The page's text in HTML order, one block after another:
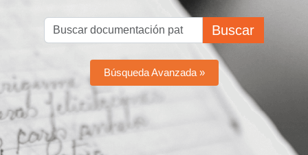
Buscar
Búsqueda Avanzada »